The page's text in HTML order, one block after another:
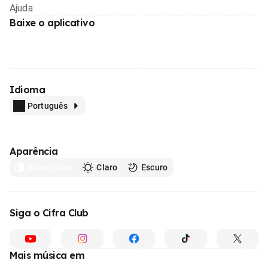
Ajuda
Baixe o aplicativo
Idioma
Português
Aparência
Claro Escuro
Siga o Cifra Club
Mais música em